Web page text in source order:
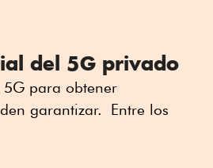
del 5G privado
5G para obtener
garantizar.
Entre los